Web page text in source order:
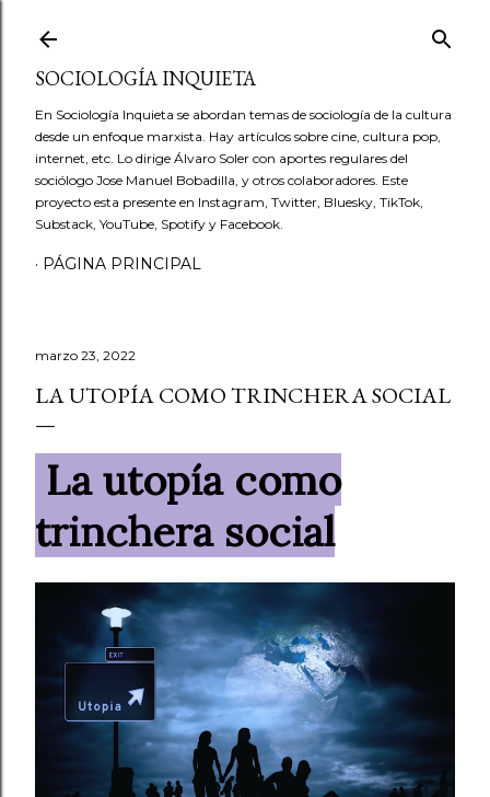
SOCIOLOGÍA INQUIETA
En Sociología Inquieta se abordan temas de sociología de la cultura
desde un enfoque marxista. Hay artículos sobre cine, cultura pop,
internet, etc. Lo dirige Álvaro Soler con aportes regulares del
sociólogo Jose Manuel Bobadilla, y otros colaboradores. Este
proyecto esta presente en Instagram, Twitter, Bluesky, TikTok,
Substack, YouTube, Spotify y Facebook.
PÁGINA PRINCIPAL
marzo 23, 2022
LA UTOPÍA COMO TRINCHERA SOCIAL
La utopía como
trinchera social